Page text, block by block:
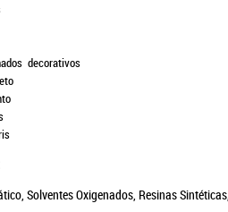
decorativos
Solventes Oxigenados, Resinas